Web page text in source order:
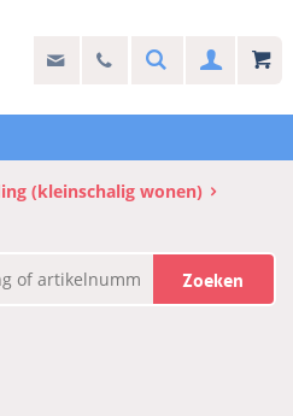
info@akb.nl
Stel uw vraag
030 69 50 814Search
(kleinschalig wonen)
Zoeken